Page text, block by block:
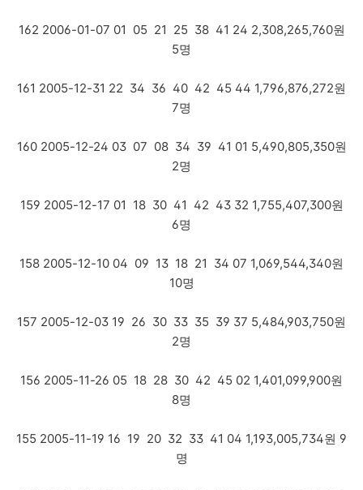
162 2006-01-07 01 05 21 25 38 41 24 2,308,265,760원
5명
161 2005-12-31 22 34 36 40 42 45 44 1,796,876,272원
7명
160 2005-12-24 03 07 08 34 39 41 01 5,490,805,350원
2명
159 2005-12-17 01 18 30 41 42 43 32 1,755,407,300원
6명
158 2005-12-10 04 09 13 18 21 34 07 1,069,544,340원
10명
157 2005-12-03 19 26 30 33 35 39 37 5,484,903,750원
2명
156 2005-11-26 05 18 28 30 42 45 02 1,401,099,900원
8명
155 2005-11-19 16 19 20 32 33 41 04 1,193,005,734원 9
명